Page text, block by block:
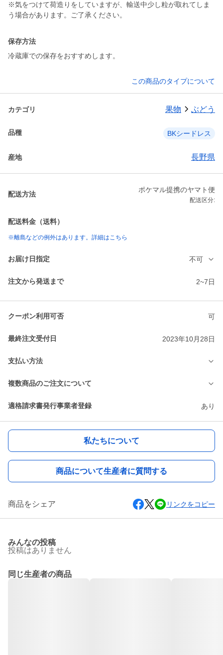
※気をつけて荷造りをしていますが、輸送中少し粒が取れてしま
保存方法
冷蔵庫での保存をおすすめします。
この商品のタイプについて
カテゴリ 果物 ぶどう
品種 BKシードレス
産地 長野県
配送方法
ポケマル提携のヤマト便
配送区分:
配送料金（送料）
※離島などの例外はあります。詳細はこちら
お届け日指定 不可
注文から発送まで 2~7日
クーポン利用可否 可
最終注文受付日 2023年10月28日
支払い方法
複数商品のご注文について
適格請求書発行事業者登録 あり
私たちについて
商品について生産者に質問する
商品をシェア リンクをコピー
みんなの投稿
投稿はありません
同じ生産者の商品